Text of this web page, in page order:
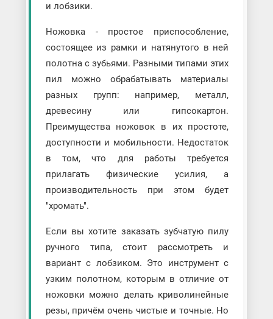
и лобзики.
Ножовка - простое приспособление,
состоящее из рамки и натянутого в ней
полотна с зубьями. Разными типами этих
пил можно обрабатывать материалы
разных групп: например, металл,
древесину или гипсокартон.
Преимущества ножовок в их простоте,
доступности и мобильности. Недостаток
в том, что для работы требуется
прилагать физические усилия, а
производительность при этом будет
"хромать".
Если вы хотите заказать зубчатую пилу
ручного типа, стоит рассмотреть и
вариант с лобзиком. Это инструмент с
узким полотном, которым в отличие от
ножовки можно делать криволинейные
резы, причём очень чистые и точные. Но